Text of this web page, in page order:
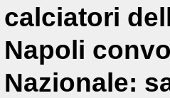
calciatori
Napoli
Nazionale: